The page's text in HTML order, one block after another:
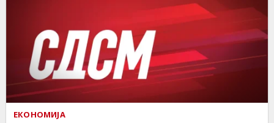
ЕКОНОМИЈА